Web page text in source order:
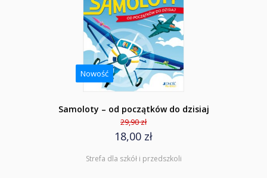
Nowość
Samoloty – od początków do dzisiaj
29,90 zł
18,00 zł
Strefa dla szkół i przedszkoli